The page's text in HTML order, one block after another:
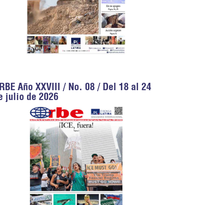
Año XXVIII / No. 08 / Del 18 al 24
julio de 2026